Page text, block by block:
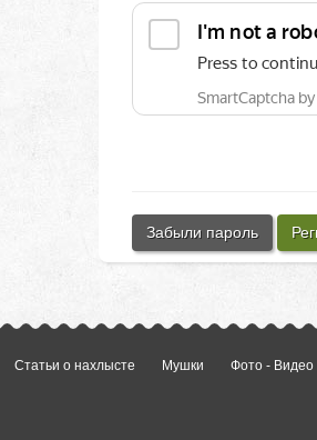
Забыли пароль
Статьи о нахлысте Мушки Фото - Видео